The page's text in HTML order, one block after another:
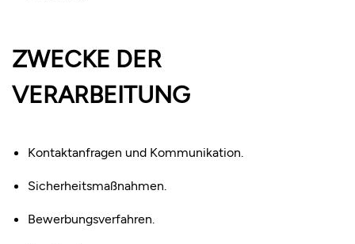
ZWECKE DER
VERARBEITUNG
Kontaktanfragen und Kommunikation.
Sicherheitsmaßnahmen.
Bewerbungsverfahren.